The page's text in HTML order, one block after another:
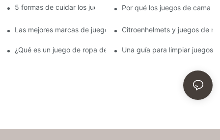
5 formas de cuidar los juegos de cama al por mayor
Por qué los juegos de cama
Las mejores marcas de juegos de cama al por mayor
Citroenhelmets y juegos de
¿Qué es un juego de ropa de cama al por mayor de alta
Una guía para limpiar juegos